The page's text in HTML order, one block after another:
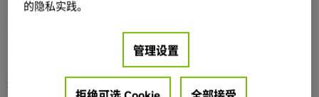
间轻松共享。
NVIDIA 企业计算副总裁 Manuvir Das 表示：“全球各地的企
业都在竞相寻找合适的基础设施并构建生成式 AI 模型和应
用。NVIDIA AI Workbench 为跨组织团队创建基于 AI 的应用
提供了一条简化的途径，而这些应用正日益成为现代商业的
的隐私实践。
管理设置